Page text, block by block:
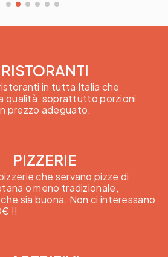
RISTORANTI
in tutta Italia che
qualità, soprattutto porzioni
prezzo adeguato.
PIZZERIE
che servano pizze di
o meno tradizionale,
sia buona. Non ci interessano
!!